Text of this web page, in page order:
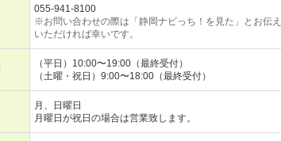
055-941-8100
※お問い合わせの際は「静岡ナビっち！を見た」とお伝え
いただければ幸いです。
（平日）10:00〜19:00（最終受付）
（土曜・祝日）9:00〜18:00（最終受付）
月、日曜日
月曜日が祝日の場合は営業致します。